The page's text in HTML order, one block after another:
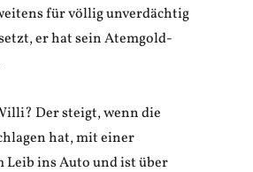
für völlig unverdächtig
er hat sein Atemgold-
Der steigt, wenn die
hat, mit einer
Leib ins Auto und ist über